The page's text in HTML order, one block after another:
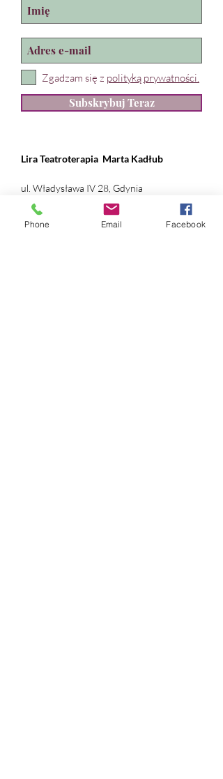
Zgadzam się z polityką prywatności.
Subskrybuj Teraz
Lira Teatroterapia Marta Kadłub
ul. Władysława IV 28, Gdynia
NIP:631 239 89 90
Phone Email Facebook